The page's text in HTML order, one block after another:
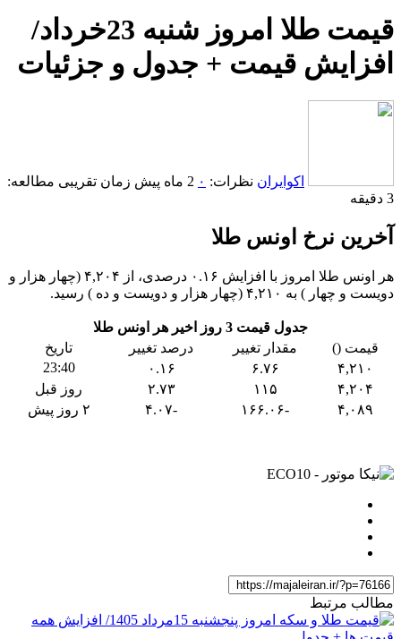
قیمت طلا امروز شنبه 23خرداد/
افزایش قیمت + جدول و جزئیات
اکوایران نظرات: ۰ 2 ماه پیش
زمان تقریبی مطالعه:
3 دقیقه
آخرین نرخ اونس طلا
هر اونس طلا امروز با افزایش ۰.۱۶ درصدی، از ۴,۲۰۴ (چهار هزار و
دویست و چهار ) به ۴,۲۱۰ (چهار هزار و دویست و ده ) رسید.
جدول قیمت 3 روز اخیر هر اونس طلا
قیمت ()
مقدار تغییر درصد تغییر
تاریخ
۴,۲۱۰
۶.۷۶ ۰.۱۶
23:40
۴,۲۰۴
۱۱۵ ۲.۷۳
روز قبل
۴,۰۸۹
-۱۶۶.۰۶ -۴.۰۷ ۲ روز پیش
مطالب مرتبط